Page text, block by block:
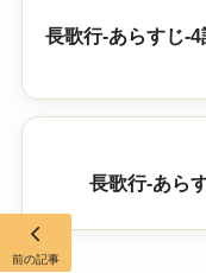
長歌行-あらすじ-
長歌行-あら
前の記事